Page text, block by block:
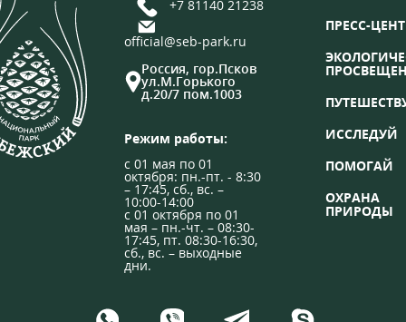
+7 81140 21238
official@seb-park.ru
Россия, гор.Псков
ул.М.Горького
д.20/7 пом.1003
Режим работы:
с 01 мая по 01
октября: пн.-пт. - 8:30
– 17:45, сб., вс. –
10:00-14:00
с 01 октября по 01
мая – пн.-чт. – 08:30-
17:45, пт. 08:30-16:30,
сб., вс. – выходные
дни.
ПРЕСС-
ИССЛЕДУЙ
ПОМОГАЙ
ОХРАНА
ПРИРОДЫ